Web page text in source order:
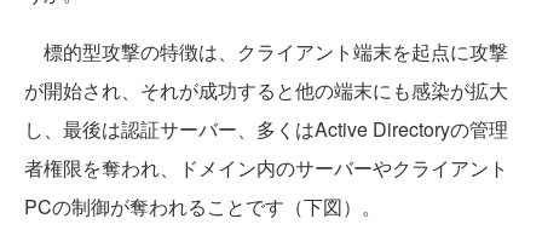
標的型攻撃の特徴は、クライアント端末を起点に攻撃
が開始され、それが成功すると他の端末にも感染が拡大
し、最後は認証サーバー、多くはActive Directoryの管理
者権限を奪われ、ドメイン内のサーバーやクライアント
PCの制御が奪われることです（下図）。